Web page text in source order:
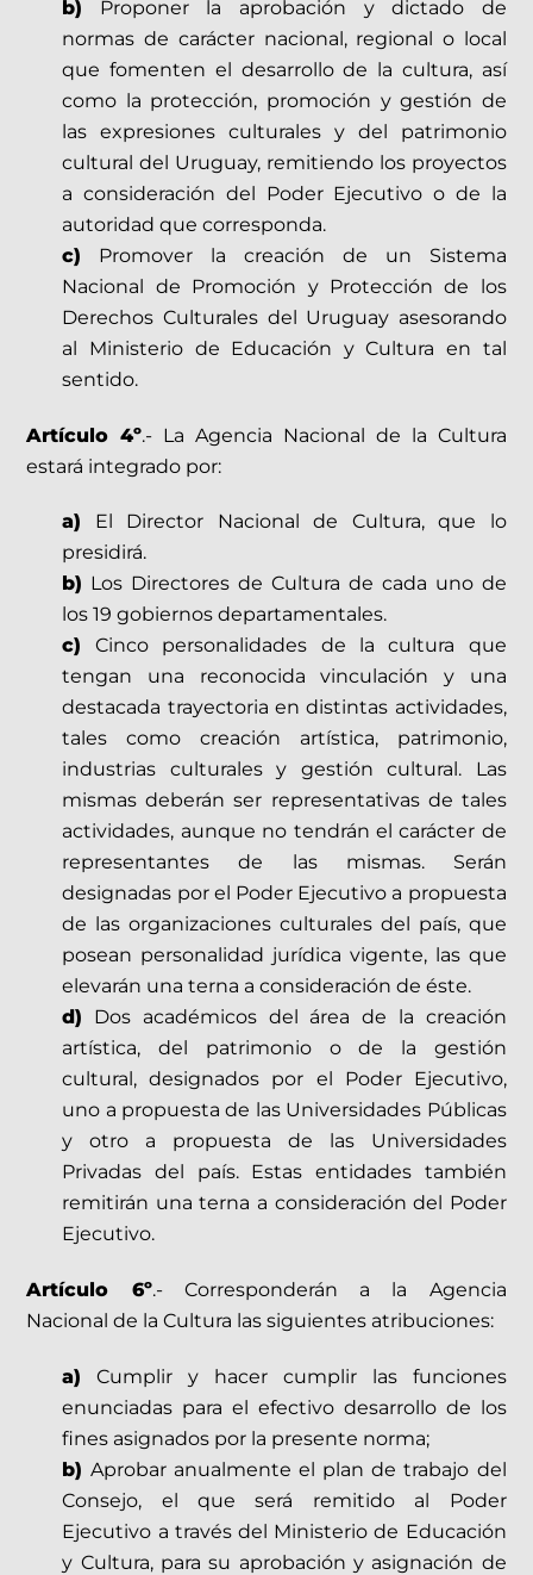
b) Proponer la aprobación y dictado de
normas de carácter nacional, regional o local
que fomenten el desarrollo de la cultura, así
como la protección, promoción y gestión de
las expresiones culturales y del patrimonio
cultural del Uruguay, remitiendo los proyectos
a consideración del Poder Ejecutivo o de la
autoridad que corresponda.
c) Promover la creación de un Sistema
Nacional de Promoción y Protección de los
Derechos Culturales del Uruguay asesorando
al Ministerio de Educación y Cultura en tal
sentido.
Artículo 4º.- La Agencia Nacional de la Cultura
estará integrado por:
a) El Director Nacional de Cultura, que lo
presidirá.
b) Los Directores de Cultura de cada uno de
los 19 gobiernos departamentales.
c) Cinco personalidades de la cultura que
tengan una reconocida vinculación y una
destacada trayectoria en distintas actividades,
tales como creación artística, patrimonio,
industrias culturales y gestión cultural. Las
mismas deberán ser representativas de tales
actividades, aunque no tendrán el carácter de
representantes de las mismas. Serán
designadas por el Poder Ejecutivo a propuesta
de las organizaciones culturales del país, que
posean personalidad jurídica vigente, las que
elevarán una terna a consideración de éste.
d) Dos académicos del área de la creación
artística, del patrimonio o de la gestión
cultural, designados por el Poder Ejecutivo,
uno a propuesta de las Universidades Públicas
y otro a propuesta de las Universidades
Privadas del país. Estas entidades también
remitirán una terna a consideración del Poder
Ejecutivo.
Artículo 6º.- Corresponderán a la Agencia
Nacional de la Cultura las siguientes atribuciones:
a) Cumplir y hacer cumplir las funciones
enunciadas para el efectivo desarrollo de los
fines asignados por la presente norma;
b) Aprobar anualmente el plan de trabajo del
Consejo, el que será remitido al Poder
Ejecutivo a través del Ministerio de Educación
y Cultura, para su aprobación y asignación de